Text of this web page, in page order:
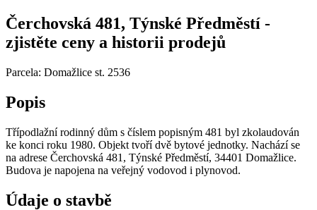
Čerchovská 481, Týnské Předměstí -
zjistěte ceny a historii prodejů
Parcela: Domažlice st. 2536
Popis
Třípodlažní rodinný dům s číslem popisným 481 byl zkolaudován
ke konci roku 1980. Objekt tvoří dvě bytové jednotky. Nachází se
na adrese Čerchovská 481, Týnské Předměstí, 34401 Domažlice.
Budova je napojena na veřejný vodovod i plynovod.
Údaje o stavbě